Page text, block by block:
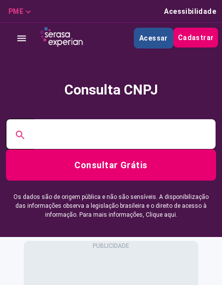
PME Acessibilidade
Acessar Cadastrar
Consulta CNPJ
Consultar Grátis
Os dados são de origem pública e não são sensíveis. A disponibilização
das informações observa a legislação brasileira e o direito de acesso à
informação. Para mais informações, Clique aqui.